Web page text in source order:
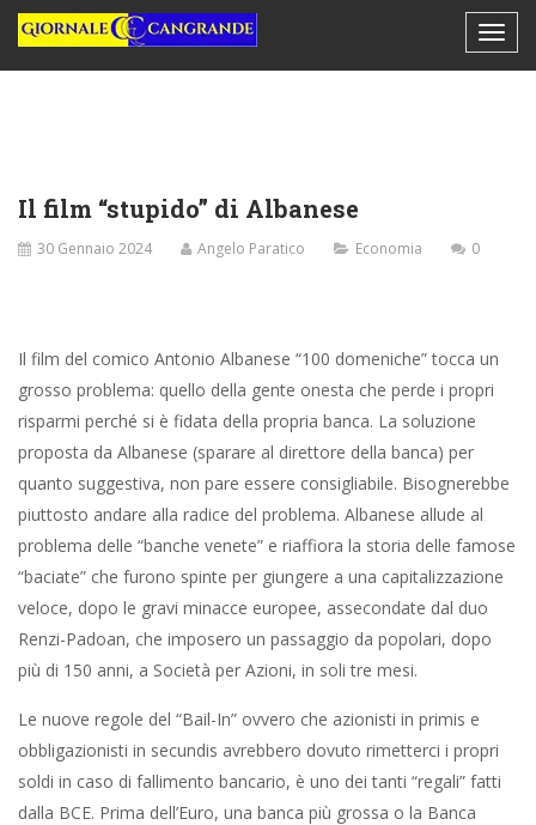
Il film “stupido” di Albanese
30 Gennaio 2024 Angelo Paratico Economia 0
Il film del comico Antonio Albanese “100 domeniche” tocca un
grosso problema: quello della gente onesta che perde i propri
risparmi perché si è fidata della propria banca. La soluzione
proposta da Albanese (sparare al direttore della banca) per
quanto suggestiva, non pare essere consigliabile. Bisognerebbe
piuttosto andare alla radice del problema. Albanese allude al
problema delle “banche venete” e riaffiora la storia delle famose
“baciate” che furono spinte per giungere a una capitalizzazione
veloce, dopo le gravi minacce europee, assecondate dal duo
Renzi-Padoan, che imposero un passaggio da popolari, dopo
più di 150 anni, a Società per Azioni, in soli tre mesi.
Le nuove regole del “Bail-In” ovvero che azionisti in primis e
obbligazionisti in secundis avrebbero dovuto rimetterci i propri
soldi in caso di fallimento bancario, è uno dei tanti “regali” fatti
dalla BCE. Prima dell’Euro, una banca più grossa o la Banca